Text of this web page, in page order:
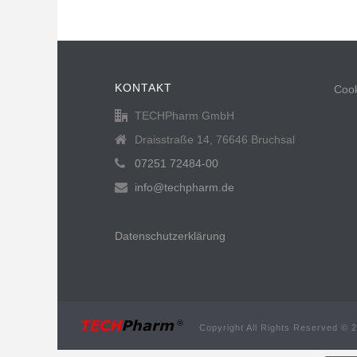
KONTAKT
TECHPharm GmbH
Draisstraße 14, 76646 Bruchsal
07251 72484-00
info@techpharm.de
Datenschutzerklärung
Copyright All Rights Reserved ©